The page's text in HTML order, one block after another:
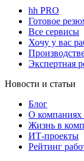
hh PRO
Готовое
Все сервисы
Хочу у вас
Экспертная
Новости и статьи
Блог
О компаниях
Жизнь в
ИТ-проекты
Рейтинг